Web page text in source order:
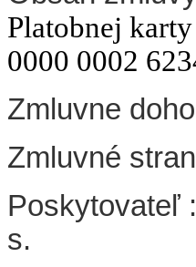
Platobnej
0000 0002
Zmluvne
Zmluvné
Poskytovateľ
s.